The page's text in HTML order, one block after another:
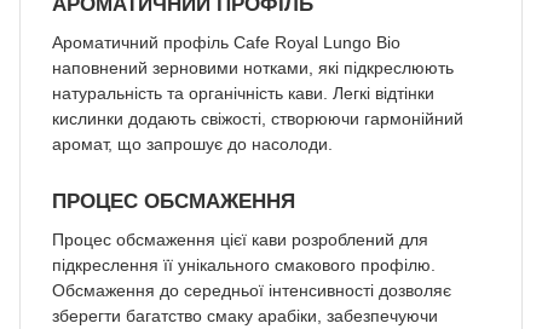
Ароматичний профіль Cafe Royal Lungo Bio
наповнений зерновими нотками, які підкреслюють
натуральність та органічність кави. Легкі відтінки
кислинки додають свіжості, створюючи гармонійний
аромат, що запрошує до насолоди.
ПРОЦЕС ОБСМАЖЕННЯ
Процес обсмаження цієї кави розроблений для
підкреслення її унікального смакового профілю.
Обсмаження до середньої інтенсивності дозволяє
зберегти багатство смаку арабіки, забезпечуючи